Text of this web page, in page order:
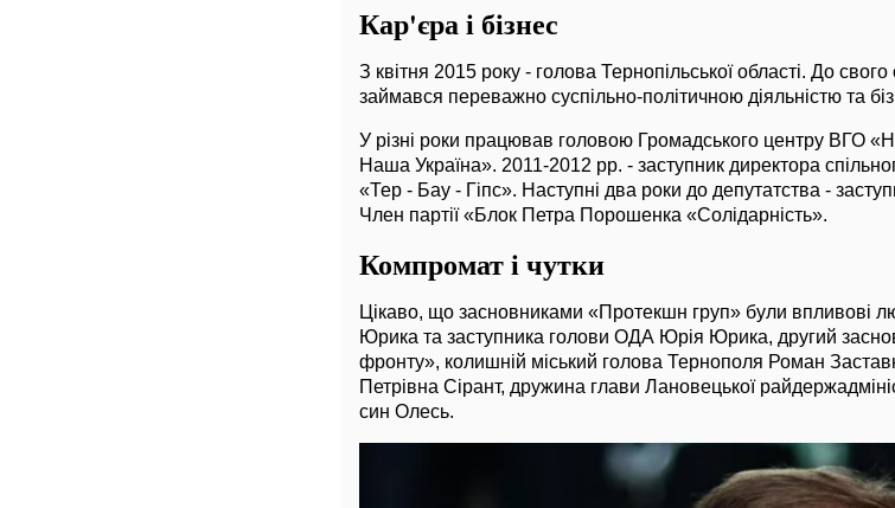
Кар'єра і бізнес
З квітня 2015 року - голова Тернопільської області. До
займався переважно суспільно-політичною діяльністю та
У різні роки працював головою Громадського центру ВГО
Наша Україна». 2011-2012 рр. - заступник директора
«Тер - Бау - Гіпс». Наступні два роки до депутатства -
Член партії «Блок Петра Порошенка «Солідарність».
Компромат і чутки
Цікаво, що засновниками «Протекшн груп» були впливові
Юрика та заступника голови ОДА Юрія Юрика, другий
фронту», колишній міський голова Тернополя Роман
Петрівна Сірант, дружина глави Лановецької
син Олесь.